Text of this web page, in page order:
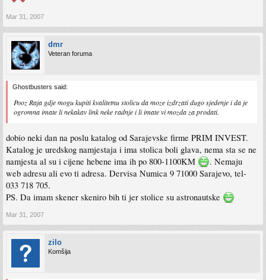
Mar 31, 2007
dmr
Veteran foruma
Ghostbusters said:
Pooz Raja gdje mogu kupiti kvalitetnu stolicu da moze izdrzati dugo sjedenje i da je
ogromna imate li nekakav link neke radnje i li imate vi mozda za prodati.
dobio neki dan na poslu katalog od Sarajevske firme PRIM INVEST.
Katalog je uredskog namjestaja i ima stolica boli glava, nema sta se ne
namjesta al su i cijene hebene ima ih po 800-1100KM
. Nemaju
web adresu ali evo ti adresa. Dervisa Numica 9 71000 Sarajevo, tel-
033 718 705.
PS. Da imam skener skeniro bih ti jer stolice su astronautske
Mar 31, 2007
zilo
Komšija